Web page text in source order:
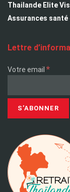
Thailande Elite
Assurances santé
Lettre
Votre email *